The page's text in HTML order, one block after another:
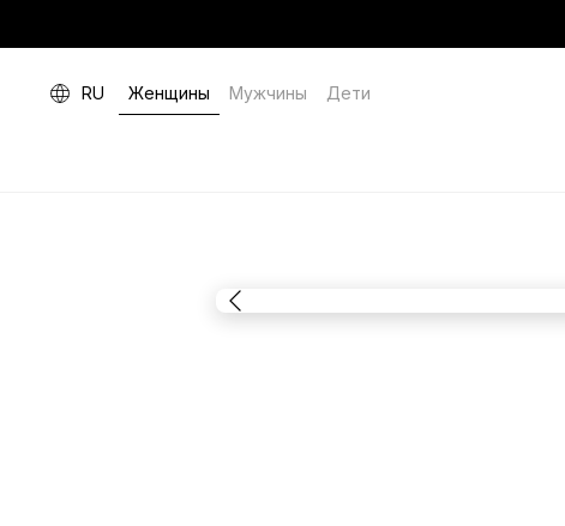
RU Женщины Мужчины Дети